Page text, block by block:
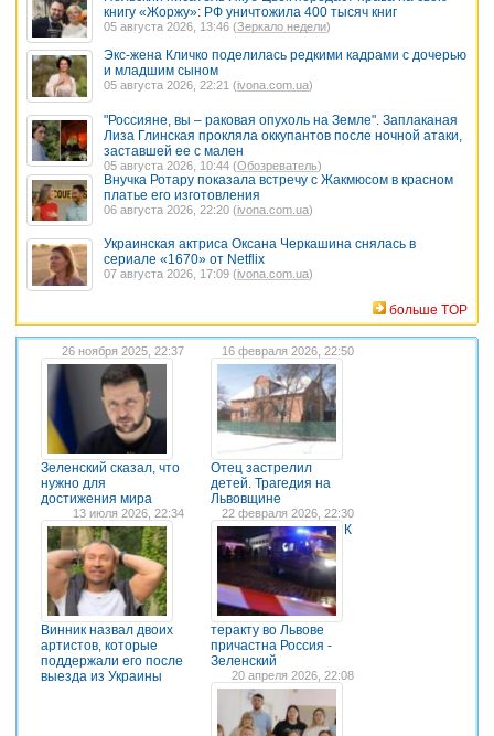
книгу «Жоржу»: РФ уничтожила 400 тысяч книг
05 августа 2026, 13:46 (Зеркало недели)
Экс-жена Кличко поделилась редкими кадрами с дочерью
и младшим сыном
05 августа 2026, 22:21 (ivona.com.ua)
"Россияне, вы – раковая опухоль на Земле". Заплаканая
Лиза Глинская прокляла оккупантов после ночной атаки,
заставшей ее с мален
05 августа 2026, 10:44 (Обозреватель)
Внучка Ротару показала встречу с Жакмюсом в красном
платье его изготовления
06 августа 2026, 22:20 (ivona.com.ua)
Украинская актриса Оксана Черкашина снялась в
сериале «1670» от Netflix
07 августа 2026, 17:09 (ivona.com.ua)
больше TOP
26 ноября 2025, 22:37
Зеленский сказал, что
нужно для
достижения мира
16 февраля 2026, 22:50
Отец застрелил
детей. Трагедия на
Львовщине
13 июля 2026, 22:34
Винник назвал двоих
артистов, которые
поддержали его после
выезда из Украины
22 февраля 2026, 22:30
К
теракту во Львове
причастна Россия -
Зеленский
20 апреля 2026, 22:08